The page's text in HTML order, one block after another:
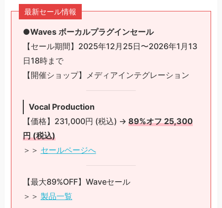
最新セール情報
●Waves ボーカルプラグインセール
【セール期間】2025年12月25日〜2026年1月13
日18時まで
【開催ショップ】メディアインテグレーション
Vocal Production
【価格】231,000円 (税込) → 89%オフ 25,300
円 (税込)
＞＞ セールページへ
【最大89%OFF】Waveセール
＞＞ 製品一覧